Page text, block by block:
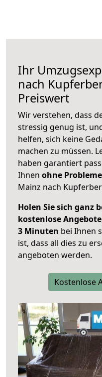
Ihr
nach
Preiswert
Wir verstehen, dass
stressig genug ist,
helfen, sich keine
machen zu müssen.
haben garantiert
Ihnen ohne Probleme
Mainz nach
Holen Sie sich ganz
kostenlose Angebote
3 Minuten bei Ihnen
ist, dass all dies zu
angeboten werden.
Kostenlose